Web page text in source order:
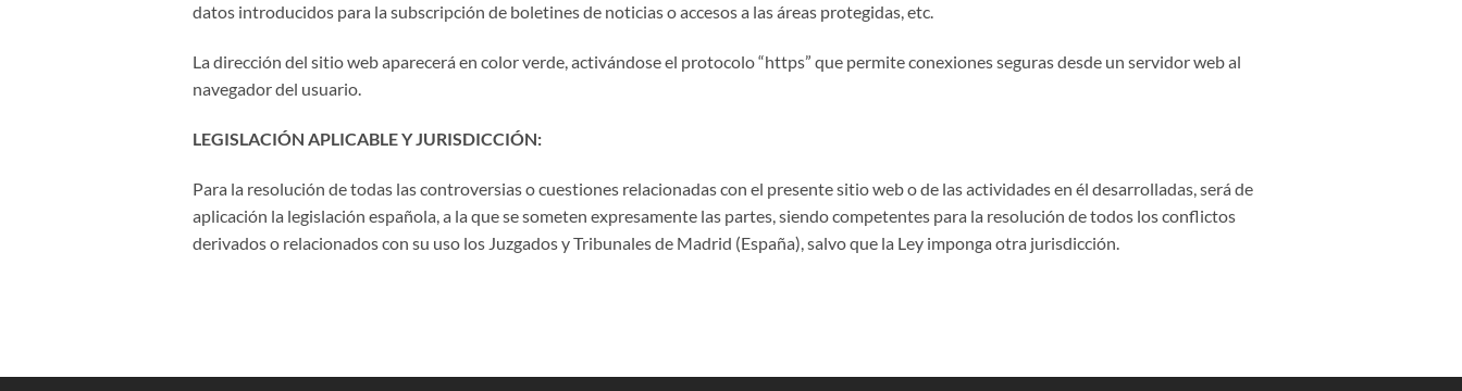
datos introducidos para la subscripción de boletines de noticias o accesos a las áreas protegidas, etc.
La dirección del sitio web aparecerá en color verde, activándose el protocolo “https” que permite conexiones seguras desde un servidor web al
navegador del usuario.
LEGISLACIÓN APLICABLE Y JURISDICCIÓN:
Para la resolución de todas las controversias o cuestiones relacionadas con el presente sitio web o de las actividades en él desarrolladas, será de
aplicación la legislación española, a la que se someten expresamente las partes, siendo competentes para la resolución de todos los conflictos
derivados o relacionados con su uso los Juzgados y Tribunales de Madrid (España), salvo que la Ley imponga otra jurisdicción.